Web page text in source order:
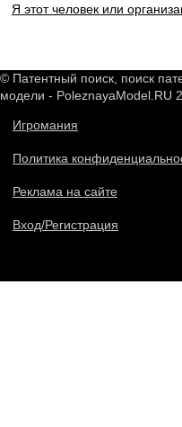
Я этот человек или
© Патентный поиск, поиск
модели - PoleznayaModel.RU
Игромания
Политика
Реклама на сайте
Вход/Регистрация